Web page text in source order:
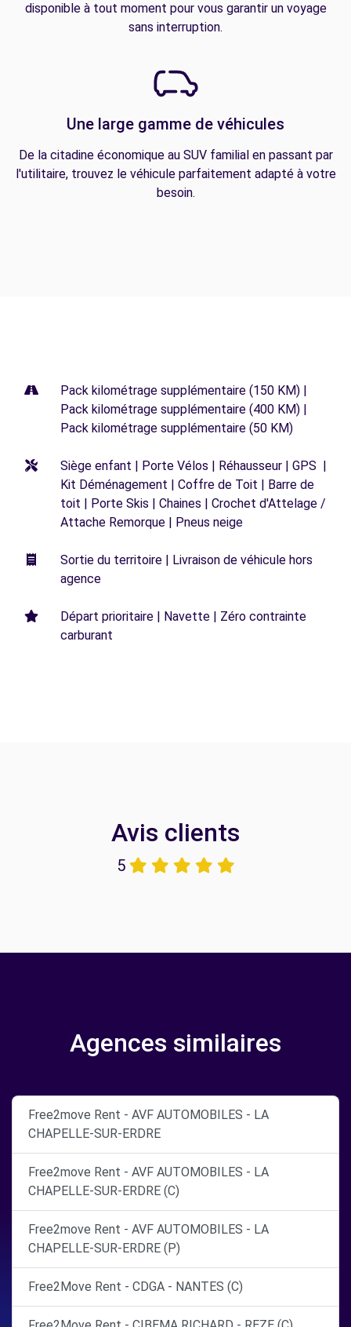
disponible à tout moment pour vous garantir un voyage
sans interruption.
Une large gamme de véhicules
De la citadine économique au SUV familial en passant par
l'utilitaire, trouvez le véhicule parfaitement adapté à votre
besoin.
Pack kilométrage supplémentaire (150 KM) |
Pack kilométrage supplémentaire (400 KM) |
Pack kilométrage supplémentaire (50 KM)
Siège enfant | Porte Vélos | Réhausseur | GPS |
Kit Déménagement | Coffre de Toit | Barre de
toit | Porte Skis | Chaines | Crochet d'Attelage /
Attache Remorque | Pneus neige
Sortie du territoire | Livraison de véhicule hors
agence
Départ prioritaire | Navette | Zéro contrainte
carburant
Avis clients
5
Agences similaires
Free2move Rent - AVF AUTOMOBILES - LA
CHAPELLE-SUR-ERDRE
Free2move Rent - AVF AUTOMOBILES - LA
CHAPELLE-SUR-ERDRE (C)
Free2move Rent - AVF AUTOMOBILES - LA
CHAPELLE-SUR-ERDRE (P)
Free2Move Rent - CDGA - NANTES (C)